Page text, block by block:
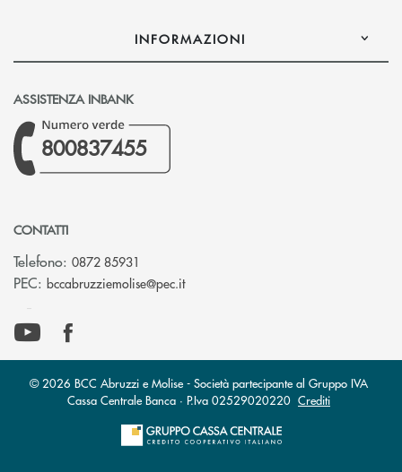
INFORMAZIONI
ASSISTENZA INBANK
800837455
CONTATTI
Telefono: 0872 85931
PEC: bccabruzziemolise@pec.it(si apre l’app di posta elettronica)
© 2026 BCC Abruzzi e Molise - Società partecipante al Gruppo IVA
Cassa Centrale Banca · P.Iva 02529020220 Crediti